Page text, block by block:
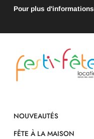
Pour plus d'informations
NOUVEAUTÉS
FÊTE À LA MAISON